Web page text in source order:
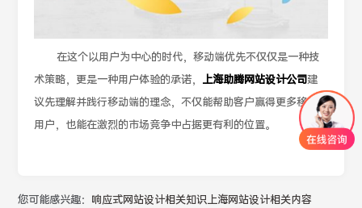
在这个以用户为中心的时代，移动端优先不仅仅是一种技
术策略，更是一种用户体验的承诺， 上海助腾网站设计公司建
议先理解并践行移动端的理念，不仅能帮助客户赢得更多移动
用户，也能在激烈的市场竞争中占据更有利的位置。
您可能感兴趣： 响应式网站设计相关知识上海网站设计相关内容